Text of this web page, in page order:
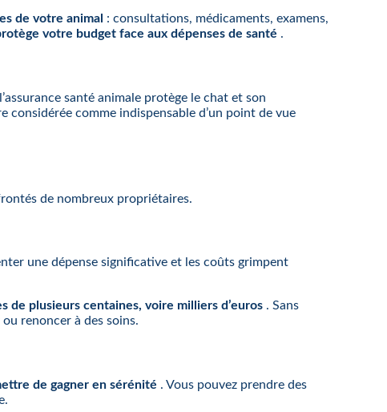
de votre animal : consultations, médicaments, examens,
votre budget face aux dépenses de santé .
santé animale protège le chat et son
considérée comme indispensable d’un point de vue
de nombreux propriétaires.
une dépense significative et les coûts grimpent
de plusieurs centaines, voire milliers d’euros . Sans
renoncer à des soins.
de gagner en sérénité . Vous pouvez prendre des